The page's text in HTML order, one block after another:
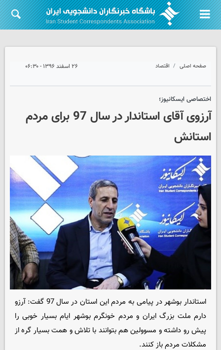
صفحه اصلی اقتصاد ۲۶ اسفند ۱۳۹۶ - ۰۶:۳۰
اختصاصی ایسکانیوز؛
آرزوی آقای استاندار در سال 97 برای مردم
استانش
استاندار بوشهر در پیامی به مردم این استان در سال 97 گفت: آرزو
دارم ملت بزرگ ایران و مردم خونگرم بوشهر ایام بسیار خوبی را
پیش رو داشته و مسوولین هم بتوانند با تلاش و همت بسیار گره از
مشکلات مردم باز کنند.